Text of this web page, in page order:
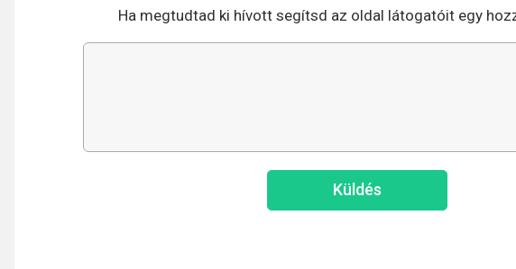
Ha megtudtad ki hívott segítsd az oldal látogatóit egy
Küldés